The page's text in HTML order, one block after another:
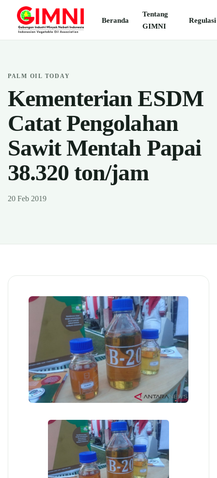
Beranda
Tentang
GIMNI
Regulasi
PALM OIL TODAY
Kementerian ESDM
Catat Pengolahan
Sawit Mentah Papai
38.320 ton/jam
20 Feb 2019